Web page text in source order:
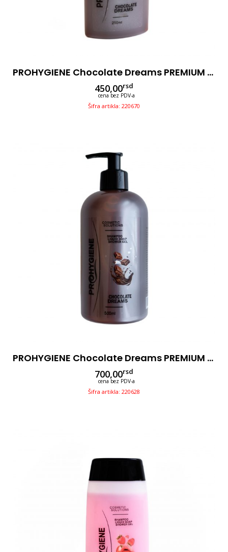
PROHYGIENE Chocolate Dreams PREMIUM 250ml 3u1
450,00rsd
cena bez PDV-a
Šifra artikla: 220670
PROHYGIENE Chocolate Dreams PREMIUM 500ml Sa Pumpicom 3u1
700,00rsd
cena bez PDV-a
Šifra artikla: 220628